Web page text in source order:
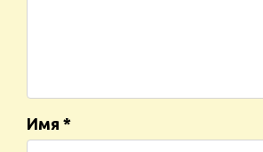
Имя *